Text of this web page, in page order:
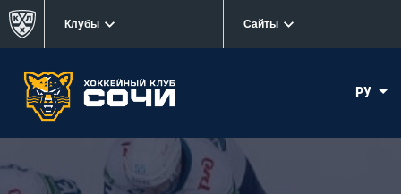
Клубы Сайты
РУ